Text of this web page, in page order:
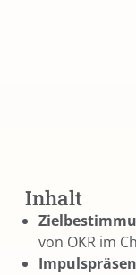
Inhalt
von OKR im